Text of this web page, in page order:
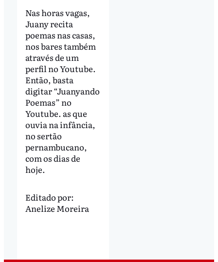
Nas horas vagas,
Juany recita
poemas nas casas,
nos bares também
através de um
perfil no Youtube.
Então, basta
digitar “Juanyando
Poemas” no
Youtube. as que
ouvia na infância,
no sertão
pernambucano,
com os dias de
hoje.
Editado por:
Anelize Moreira